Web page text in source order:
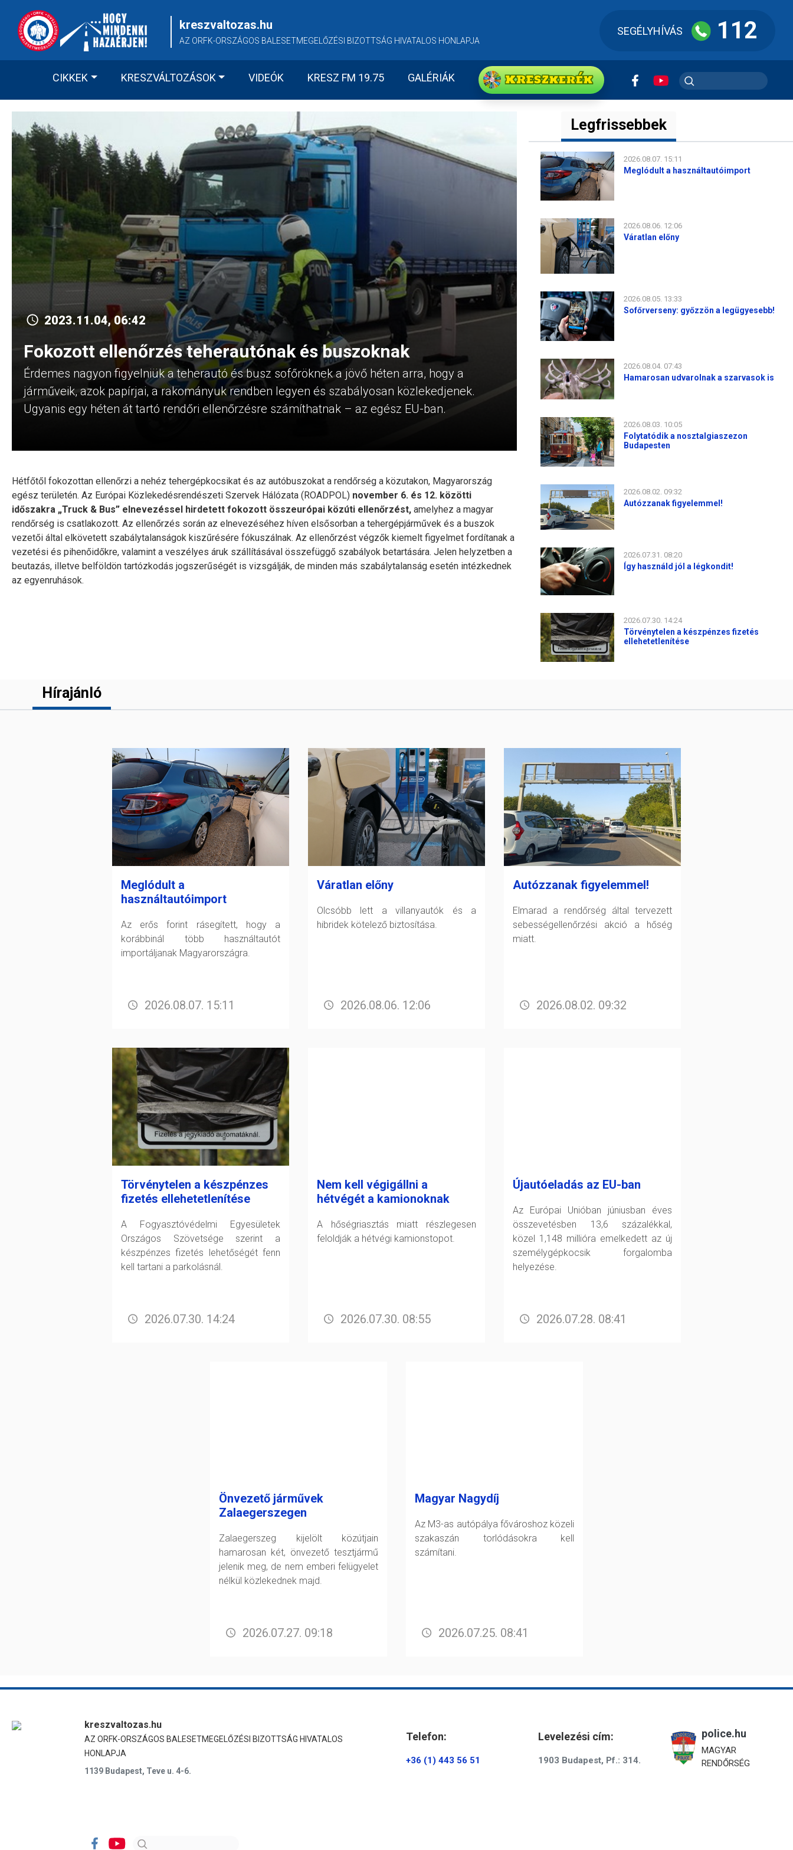
content
kreszvaltozas.hu
AZ ORFK-ORSZÁGOS BALESETMEGELŐZÉSI BIZOTTSÁG HIVATALOS HONLAPJA
SEGÉLYHÍVÁS 112
CIKKEK KRESZVÁLTOZÁSOK VIDEÓK KRESZ FM 19.75 GALÉRIÁK KRESZkerék
2023.11.04, 06:42
Fokozott ellenőrzés teherautónak és buszoknak
Érdemes nagyon figyelniük a teherautó és busz sofőröknek a jövő héten arra, hogy a
járműveik, azok papírjai, a rakományuk rendben legyen és szabályosan közlekedjenek.
Ugyanis egy héten át tartó rendőri ellenőrzésre számíthatnak – az egész EU-ban.
Hétfőtől fokozottan ellenőrzi a nehéz tehergépkocsikat és az autóbuszokat a rendőrség a közutakon, Magyarország
egész területén. Az Európai Közlekedésrendészeti Szervek Hálózata (ROADPOL) november 6. és 12. közötti
időszakra „Truck & Bus” elnevezéssel hirdetett fokozott összeurópai közúti ellenőrzést, amelyhez a magyar
rendőrség is csatlakozott. Az ellenőrzés során az elnevezéséhez híven elsősorban a tehergépjárművek és a buszok
vezetői által elkövetett szabálytalanságok kiszűrésére fókuszálnak. Az ellenőrzést végzők kiemelt figyelmet fordítanak a
vezetési és pihenőidőkre, valamint a veszélyes áruk szállításával összefüggő szabályok betartására. Jelen helyzetben a
beutazás, illetve belföldön tartózkodás jogszerűségét is vizsgálják, de minden más szabálytalanság esetén intézkednek
az egyenruhások.
Legfrissebbek
2026.08.07. 15:11
Meglódult a használtautóimport
2026.08.06. 12:06
Váratlan előny
2026.08.05. 13:33
Sofőrverseny: győzzön a legügyesebb!
2026.08.04. 07:43
Hamarosan udvarolnak a szarvasok is
2026.08.03. 10:05
Folytatódik a nosztalgiaszezon
Budapesten
2026.08.02. 09:32
Autózzanak figyelemmel!
2026.07.31. 08:20
Így használd jól a légkondit!
2026.07.30. 14:24
Törvénytelen a készpénzes fizetés
ellehetetlenítése
Hírajánló
Meglódult a
használtautóimport
Az erős forint rásegített, hogy a
korábbinál több használtautót
importáljanak Magyarországra.
2026.08.07. 15:11
Váratlan előny
Olcsóbb lett a villanyautók és a
hibridek kötelező biztosítása.
2026.08.06. 12:06
Autózzanak figyelemmel!
Elmarad a rendőrség által tervezett
sebességellenőrzési akció a hőség
miatt.
2026.08.02. 09:32
Törvénytelen a készpénzes
fizetés ellehetetlenítése
A Fogyasztóvédelmi Egyesületek
Országos Szövetsége szerint a
készpénzes fizetés lehetőségét fenn
kell tartani a parkolásnál.
2026.07.30. 14:24
Nem kell végigállni a
hétvégét a kamionoknak
A hőségriasztás miatt részlegesen
feloldják a hétvégi kamionstopot.
2026.07.30. 08:55
Újautóeladás az EU-ban
Az Európai Unióban júniusban éves
összevetésben 13,6 százalékkal,
közel 1,148 millióra emelkedett az új
személygépkocsik forgalomba
helyezése.
2026.07.28. 08:41
Önvezető járművek
Zalaegerszegen
Zalaegerszeg kijelölt közútjain
hamarosan két, önvezető tesztjármű
jelenik meg, de nem emberi felügyelet
nélkül közlekednek majd.
2026.07.27. 09:18
Magyar Nagydíj
Az M3-as autópálya fővároshoz közeli
szakaszán torlódásokra kell
számítani.
2026.07.25. 08:41
kreszvaltozas.hu
AZ ORFK-ORSZÁGOS BALESETMEGELŐZÉSI BIZOTTSÁG HIVATALOS
HONLAPJA
1139 Budapest, Teve u. 4-6.
Telefon:
+36 (1) 443 56 51
Levelezési cím:
1903 Budapest, Pf.: 314.
police.hu
MAGYAR
RENDŐRSÉG